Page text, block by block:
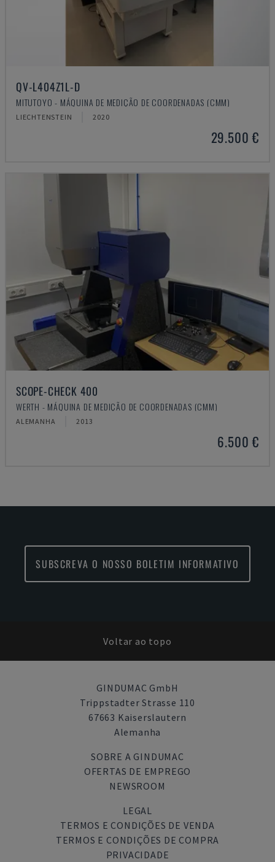
QV-L404Z1L-D
MITUTOYO - MÁQUINA DE MEDIÇÃO DE COORDENADAS (CMM)
LIECHTENSTEIN 2020
29.500 €
SCOPE-CHECK 400
WERTH - MÁQUINA DE MEDIÇÃO DE COORDENADAS (CMM)
ALEMANHA 2013
6.500 €
SUBSCREVA O NOSSO BOLETIM INFORMATIVO
Voltar ao topo
GINDUMAC GmbH
Trippstadter Strasse 110
67663 Kaiserslautern
Alemanha
SOBRE A GINDUMAC
OFERTAS DE EMPREGO
NEWSROOM
LEGAL
TERMOS E CONDIÇÕES DE VENDA
TERMOS E CONDIÇÕES DE COMPRA
PRIVACIDADE